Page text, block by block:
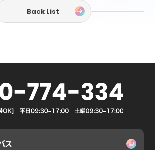
Back List
ス